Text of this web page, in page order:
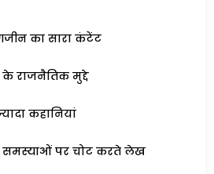
का सारा कंटेंट
राजनैतिक मुद्दे
कहानियां
पर चोट करते लेख